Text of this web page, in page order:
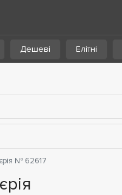
Дешеві Елітні
№ 62617